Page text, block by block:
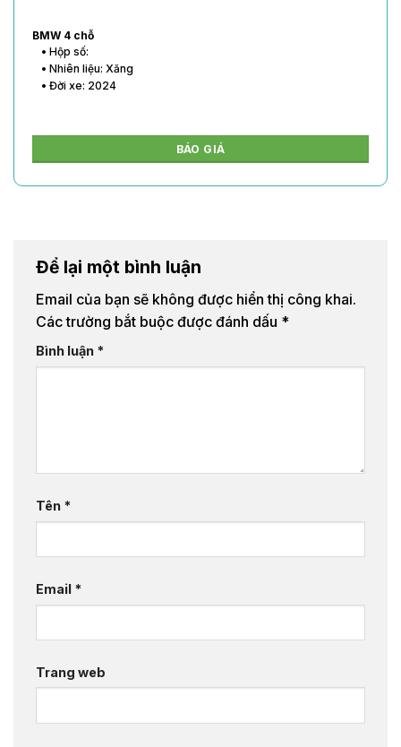
BMW 4 chỗ
• Hộp số:
• Nhiên liệu: Xăng
• Đời xe: 2024
BÁO GIÁ
Để lại một bình luận
Email của bạn sẽ không được hiển thị công khai.
Các trường bắt buộc được đánh dấu *
Bình luận *
Tên *
Email *
Trang web